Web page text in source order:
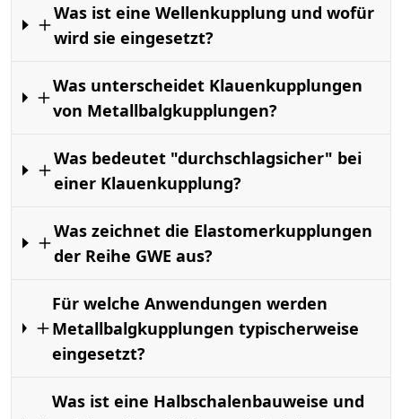
Was ist eine Wellenkupplung und wofür
wird sie eingesetzt?
Was unterscheidet Klauenkupplungen
von Metallbalgkupplungen?
Was bedeutet "durchschlagsicher" bei
einer Klauenkupplung?
Was zeichnet die Elastomerkupplungen
der Reihe GWE aus?
Für welche Anwendungen werden
Metallbalgkupplungen typischerweise
eingesetzt?
Was ist eine Halbschalenbauweise und